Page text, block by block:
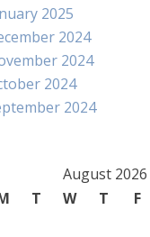
2025
2024
2024
2024
2024
August 2026
T W T F